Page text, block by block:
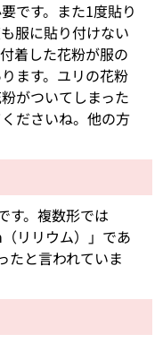
です。また1度貼り
服に貼り付けない
着した花粉が服の
ます。ユリの花粉
がついてしまった
ださいね。他の方
す。複数形では
リリウム）」であ
たと言われていま